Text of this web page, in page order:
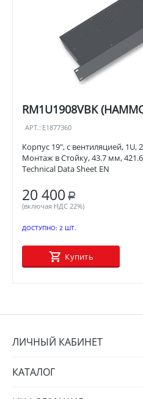
RM1U1908VBK
АРТ.: E1877360
Корпус 19", с вентиляцией,
Монтаж в Стойку, 43.7 мм,
Technical Data Sheet EN
20 400 Р
(включая НДС 22%)
ДОСТУПНО: 2 ШТ.
Купить
ЛИЧНЫЙ КАБИНЕТ
КАТАЛОГ